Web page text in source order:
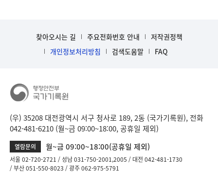
찾아오시는 길 주요전화번호 안내
저작권정책
개인정보처리방침
검색도움말 FAQ
(우) 35208 대전광역시 서구 청사로 189, 2동 (국가기록원), 전화
042-481-6210 (월~금 09:00~18:00, 공휴일 제외)
열람문의 월~금 09:00~18:00(공휴일 제외)
서울 02-720-2721 성남 031-750-2001,2005
대전 042-481-1730
부산 051-550-8023
광주 062-975-5791